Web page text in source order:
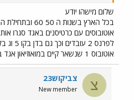
שלום מישהו יודע
אוטובוסים עם כרטיסנים באגד סגרו
אוטובוס 1 שנשאר קיים במואוזיאון אגד בחולוןאם אמצע תמונה אשלח
צ צביקוש23
New member